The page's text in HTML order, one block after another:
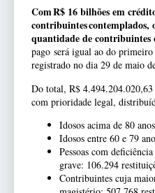
Com R$ 16 bilhões em
contribuintes
quantidade de contribuintes
pago será igual ao do
registrado no dia 29 de maio
Do total, R$ 4.494.204.020,63
com prioridade legal,
Idosos acima de 80
Idosos entre 60 e 79
Pessoas com
grave: 106.294
Contribuintes cuja